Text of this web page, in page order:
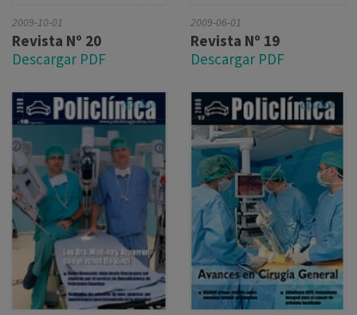
2009-10-01
Revista Nº 20
Descargar PDF
2009-06-01
Revista Nº 19
Descargar PDF